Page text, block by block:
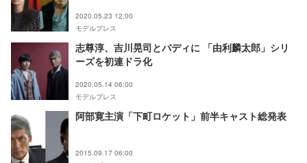
2020.05.23 12:00
モデルプレス
志尊淳、吉川晃司とバディに 「由利麟太郎」シリ
ーズを初連ドラ化
2020.05.14 06:00
モデルプレス
阿部寛主演「下町ロケット」前半キャスト総発表
2015.09.17 06:00